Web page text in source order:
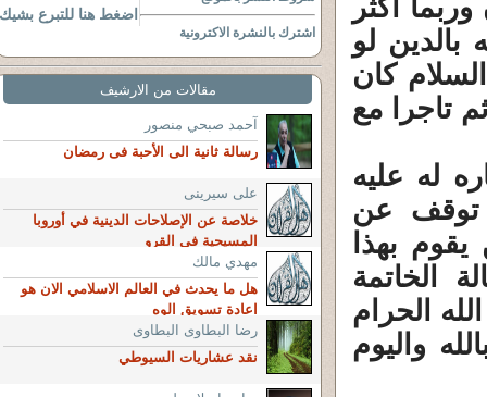
وربما اكثر
لو
كان
تاجرا مع
له عليه
توقف عن
بهذا
الخاتمة
الحرام
واليوم
اشترك بالنشرة الاكترونية
اضغط هنا للتبرع بشيك
مقالات من الارشيف
آحمد صبحي منصور
رسالة ثانية الى الأحبة فى رمضان
على سيرينى
خلاصة عن الإصلاحات الدينية في أوروبا
المسيحية في القرو
مهدي مالك
هل ما يحدث في العالم الاسلامي الان هو
اعادة تسويق الوه
رضا البطاوى البطاوى
نقد عشاريات السيوطي